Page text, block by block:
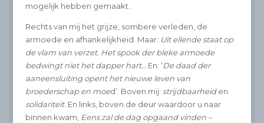
mogelijk hebben gemaakt.
Rechts van mij het grijze, sombere verleden, de
armoede en afhankelijkheid. Maar: Uit ellende staat op
de vlam van verzet. Het spook der bleke armoede
bedwingt niet het dapper hart… En: ‘De daad der
aaneensluiting opent het nieuwe leven van
broederschap en moed’. Boven mij: strijdbaarheiden
solidariteit. En links, boven de deur waardoor u naar
binnen kwam, Eens zal de dag opgaand vinden –